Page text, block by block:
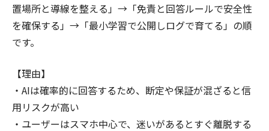
置場所と導線を整える」→「免責と回答ルールで安全性
を確保する」→「最小学習で公開しログで育てる」の順
です。
【理由】
・AIは確率的に回答するため、断定や保証が混ざると信
用リスクが高い
・ユーザーはスマホ中心で、迷いがあるとすぐ離脱する